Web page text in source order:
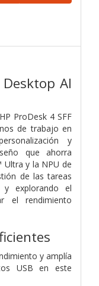
AI
ProDesk 4 SFF
de trabajo en
y
que ahorra
y la NPU de
de las tareas
y explorando el
el rendimiento
y amplía
USB en este